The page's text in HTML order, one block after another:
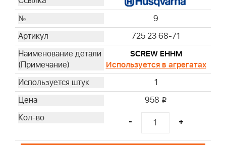
9
725 23 68-71
SCREW EHHM
Используется в агрегатах
1
958 i
- +